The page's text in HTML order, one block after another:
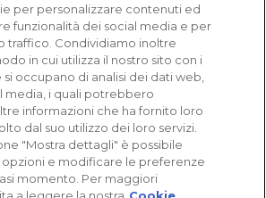
per personalizzare contenuti ed
funzionalità dei social media e per
traffico. Condividiamo inoltre
in cui utilizza il nostro sito con i
occupano di analisi dei dati web,
media, i quali potrebbero
informazioni che ha fornito loro
dal suo utilizzo dei loro servizi.
"Mostra dettagli" è possibile
e modificare le preferenze
momento. Per maggiori